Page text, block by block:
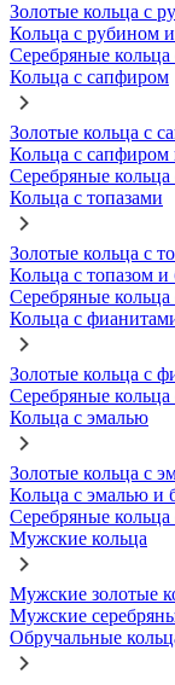
Золотые кольца с
Кольца с рубином
Серебряные
Кольца с сапфиром
Золотые кольца с
Кольца с
Серебряные
Кольца с топазами
Золотые кольца с
Кольца с топазом
Серебряные кольца
Кольца с
Золотые кольца с
Серебряные
Кольца с эмалью
Золотые кольца с
Кольца с эмалью и
Серебряные
Мужские кольца
Мужские золотые
Мужские
Обручальные